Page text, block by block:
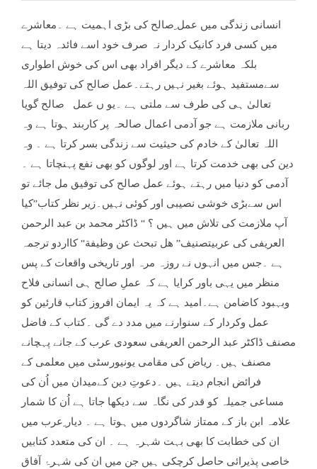
انسانی زندگی میں عمل ِصالح کی بڑی اہمیت ہے ۔معاشرے
میں کسی فرد کانیک کردار نہ صرف خود اسے فائدہ دیتا ہے
بلکہ معاشرے کے دیگر افراد بھی اس کی خوش اطواری
سےمستفید ہوئے بغیر نہیں رہتے۔عمل صالح کی توفیق اللہ
تعالیٰ ہی کی طرف سے ملتی ہے ۔یو ں عمل صالح گویا
ربانی ملازمت ہے جو آدمی اعمال صالحہ پر کاربند ہوتا ہے وہ
اللہ تعالیٰ کے خادم کی حیثیت سے زندگی بسر کرتا ہے ۔ وہ
دین کی بھی خدمت کرتا ہے اور لوگوں کو بھی نفع پہنچاتا ہے ۔
آدمی کو دنیا میں رہتے ہوئے عمل صالح کی توفیق مل جائے تو
اس سےبڑی خوشی نصیبی اور کوئی نہیں۔زیر نظر کتاب’’کیا
آپ ملازمت کی تلاش میں ہیں ؟ ‘‘ ڈاکٹر محمد بن عبد الرحمن
العریفی کی عربیتصنیف’’ هل تبحث عن وظيفة‘‘ کااردو ترجمہ
ہے ۔جس میں انہوں نے روزہ مرہ اور تاریخی واقعات کے پس
منظر میں یہی باور کرایا ہے کہ عملِ صالح ہی انسانی فلاح
وبہبود کاضامن ہے۔امید ہے کہ یہ ایمان افروز کتاب قارئین کو
عمل وکردار کے سنوارنے میں مدد دے گی ۔کتاب کے فاضل
مصنف ڈاکٹر عبد الرحمن العریفی سعودی عرب کے جانے پہچانے
مصنف ہیں۔ ریاض کی مقامی یونیورسٹی میں معلمی کے
فرائض انجام دیتے ہیں ۔دعوتِ دین کےمیدان میں اُن کی
مساعی جمیلہ کو قدر کی نگاہ سے دیکھا جاتا ہے اُن کا شمار
علامہ ابن باز کے ممتاز شاگردوں میں ہوتا ہے ۔ دیار ِعرب میں
ان کی خطابت کا بھی بہت شہرہ ہے ۔ ان کی متعدد کتابیں
خاصی پذیرائی حاصل کرچکی ہیں جن میں ان کی شہرۂ آفاق